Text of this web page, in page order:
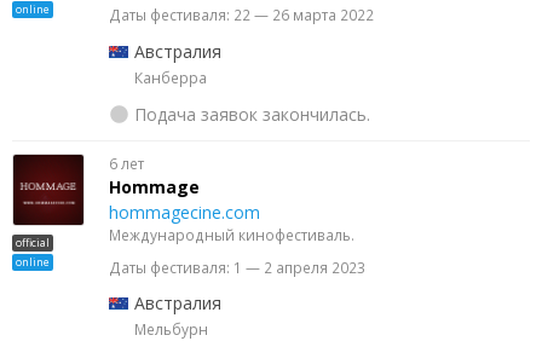
online
Даты фестиваля: 22 — 26 марта 2022
Австралия
Канберра
Подача заявок закончилась.
official
online
6 лет
Hommage
hommagecine.com
Международный кинофестиваль.
Даты фестиваля: 1 — 2 апреля 2023
Австралия
Мельбурн